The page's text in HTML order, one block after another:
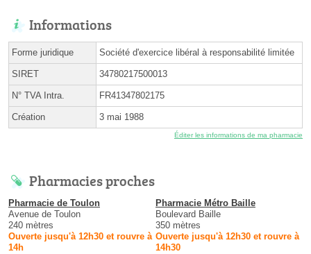
Informations
Forme juridique Société d'exercice libéral à responsabilité limitée
SIRET 34780217500013
N° TVA Intra. FR41347802175
Création 3 mai 1988
Éditer les informations de ma pharmacie
Pharmacies proches
Pharmacie de Toulon
Avenue de Toulon
240 mètres
Ouverte jusqu'à 12h30 et rouvre à
14h
Pharmacie Métro Baille
Boulevard Baille
350 mètres
Ouverte jusqu'à 12h30 et rouvre à
14h30